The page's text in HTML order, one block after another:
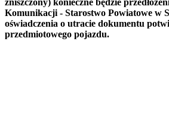
Komunikacji - Starostwo Powiatowe w
oświadczenia o utracie dokumentu
przedmiotowego pojazdu.